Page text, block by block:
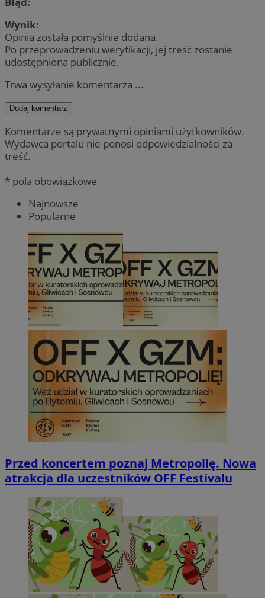
Wynik:
Opinia została pomyślnie dodana.
Po przeprowadzeniu weryfikacji, jej treść zostanie
udostępniona publicznie.
Trwa wysyłanie komentarza ...
Dodaj komentarz
Komentarze są prywatnymi opiniami użytkowników.
Wydawca portalu nie ponosi odpowiedzialności za
treść.
* pola obowiązkowe
Najnowsze
Popularne
Przed koncertem poznaj Metropolię. Nowa
atrakcja dla uczestników OFF Festivalu